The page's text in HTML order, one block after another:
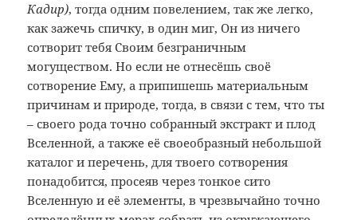
Кадир), тогда одним повелением, так же легко,
как зажечь спичку, в один миг, Он из ничего
сотворит тебя Своим безграничным
могуществом. Но если не отнесёшь своё
сотворение Ему, а припишешь материальным
причинам и природе, тогда, в связи с тем, что ты
– своего рода точно собранный экстракт и плод
Вселенной, а также её своеобразный небольшой
каталог и перечень, для твоего сотворения
понадобится, просеяв через тонкое сито
Вселенную и её элементы, в чрезвычайно точно